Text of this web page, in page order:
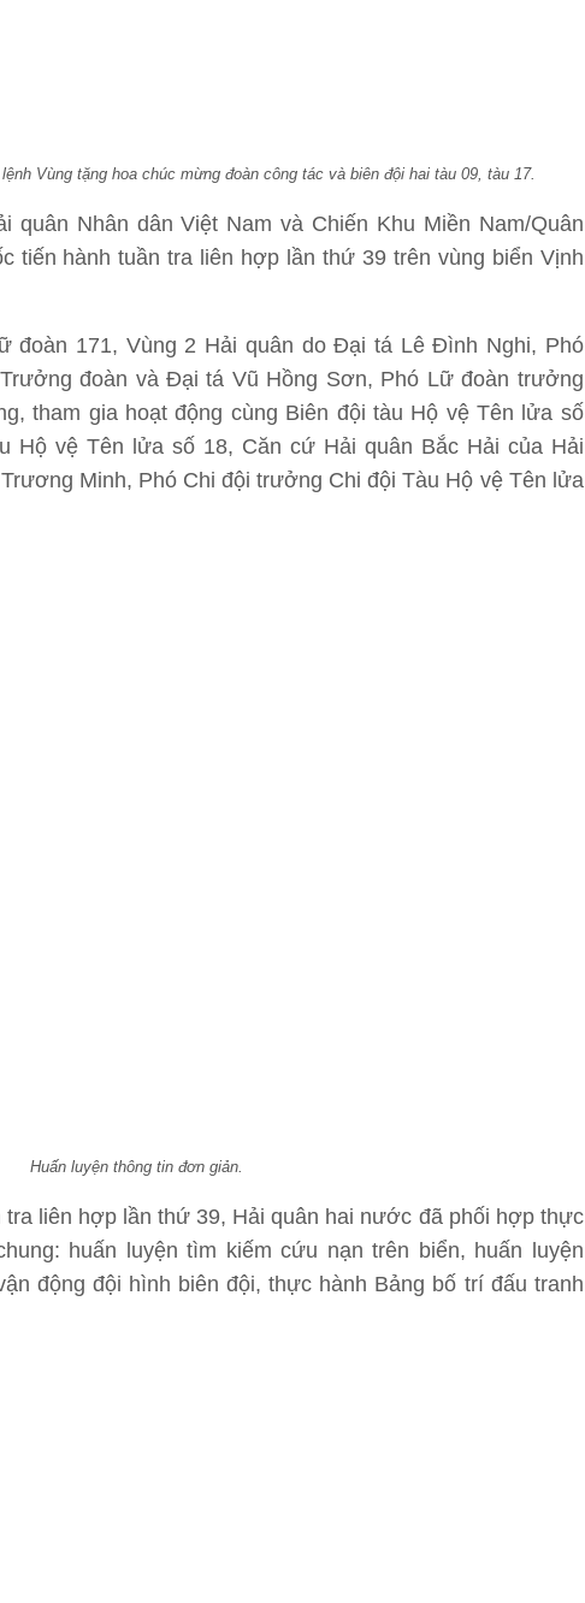
Vùng tặng hoa chúc mừng đoàn công tác và biên đội hai tàu 09, tàu 17.
quân Nhân dân Việt Nam và Chiến Khu Miền Nam/Quân
tiến hành tuần tra liên hợp lần thứ 39 trên vùng biển Vịnh
đoàn 171, Vùng 2 Hải quân do Đại tá Lê Đình Nghi, Phó
đoàn và Đại tá Vũ Hồng Sơn, Phó Lữ đoàn trưởng
tham gia hoạt động cùng Biên đội tàu Hộ vệ Tên lửa số
Hộ vệ Tên lửa số 18, Căn cứ Hải quân Bắc Hải của Hải
Minh, Phó Chi đội trưởng Chi đội Tàu Hộ vệ Tên lửa
Huấn luyện thông tin đơn giản.
tra liên hợp lần thứ 39, Hải quân hai nước đã phối hợp thực
huấn luyện tìm kiếm cứu nạn trên biển, huấn luyện
động đội hình biên đội, thực hành Bảng bố trí đấu tranh